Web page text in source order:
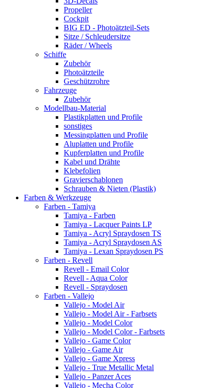
Propeller
Cockpit
BIG ED - Photoätzteil-Sets
Sitze / Schleudersitze
Räder / Wheels
Schiffe
Zubehör
Photoätzteile
Geschützrohre
Fahrzeuge
Zubehör
Modellbau-Material
Plastikplatten und Profile
sonstiges
Messingplatten und Profile
Aluplatten und Profile
Kupferplatten und Profile
Kabel und Drähte
Klebefolien
Gravierschablonen
Schrauben & Nieten (Plastik)
Farben & Werkzeuge
Farben - Tamiya
Tamiya - Farben
Tamiya - Lacquer Paints LP
Tamiya - Acryl Spraydosen TS
Tamiya - Acryl Spraydosen AS
Tamiya - Lexan Spraydosen PS
Farben - Revell
Revell - Email Color
Revell - Aqua Color
Revell - Spraydosen
Farben - Vallejo
Vallejo - Model Air
Vallejo - Model Air - Farbsets
Vallejo - Model Color
Vallejo - Model Color - Farbsets
Vallejo - Game Color
Vallejo - Game Air
Vallejo - Game Xpress
Vallejo - True Metallic Metal
Vallejo - Panzer Aces
Vallejo - Mecha Color